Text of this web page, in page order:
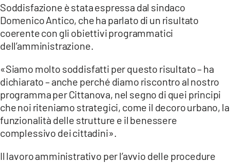
Soddisfazione è stata espressa dal sindaco
Domenico Antico, che ha parlato di un risultato
coerente con gli obiettivi programmatici
dell’amministrazione.
«Siamo molto soddisfatti per questo risultato – ha
dichiarato – anche perché diamo riscontro al nostro
programma per Cittanova, nel segno di quei principi
che noi riteniamo strategici, come il decoro urbano, la
funzionalità delle strutture e il benessere
complessivo dei cittadini».
Il lavoro amministrativo per l’avvio delle procedure